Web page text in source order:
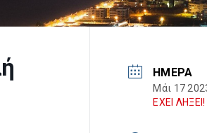
ΗΜΈΡΑ
Μάι 17
ΕΧΕΙ ΛΗΞΕΙ!